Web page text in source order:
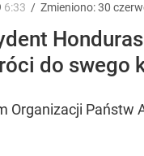
6:33 / Zmieniono:30
do swego
Organizacji Państw